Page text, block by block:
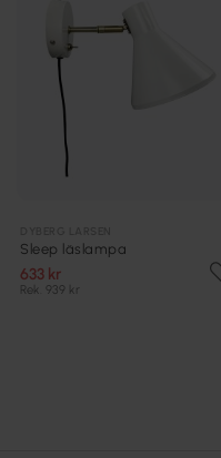
Sleep läslampa
633 kr
Rek. 939 kr